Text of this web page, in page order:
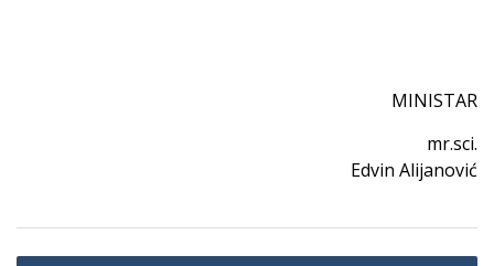
MINISTAR
mr.sci.
Edvin Alijanović
Navigacija